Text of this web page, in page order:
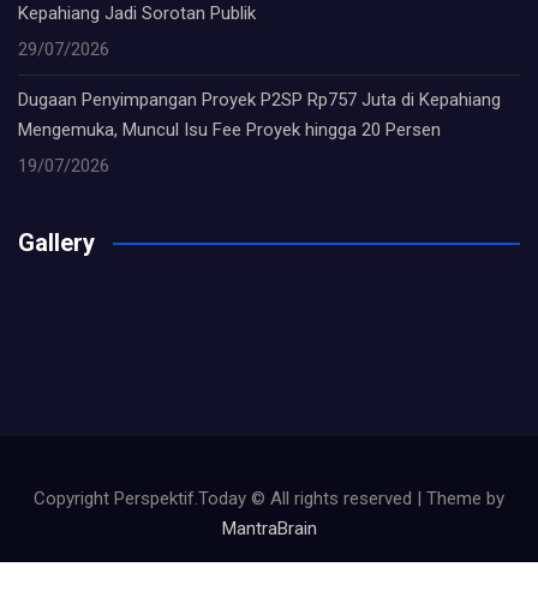
Kepahiang Jadi Sorotan Publik
29/07/2026
Dugaan Penyimpangan Proyek P2SP Rp757 Juta di Kepahiang
Mengemuka, Muncul Isu Fee Proyek hingga 20 Persen
19/07/2026
Gallery
Copyright Perspektif.Today © All rights reserved | Theme by
MantraBrain